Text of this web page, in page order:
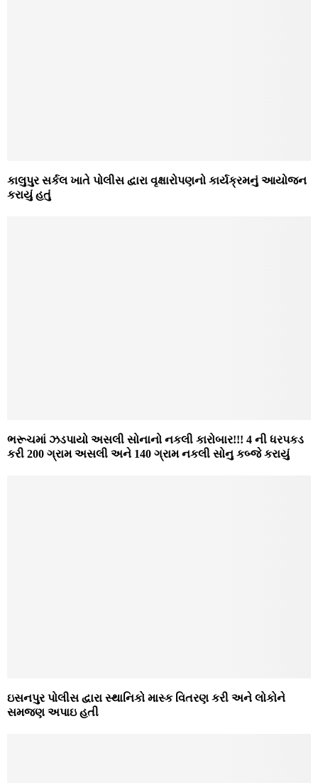
કાલુપુર સર્કલ ખાતે પોલીસ દ્વારા વૃક્ષારોપણનો કાર્યક્રમનું આયોજન
કરાયું હતું
ભરૂચમાં ઝડપાયો અસલી સોનાનો નકલી કારોબાર!!! 4 ની ધરપકડ
કરી 200 ગ્રામ અસલી અને 140 ગ્રામ નકલી સોનુ કબ્જે કરાયું
ઇસનપુર પોલીસ દ્વારા સ્થાનિકો માસ્ક વિતરણ કરી અને લોકોને
સમજણ અપાઇ હતી